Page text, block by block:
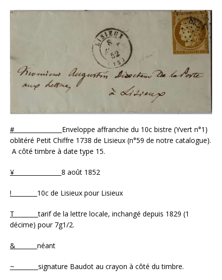
# Enveloppe affranchie du 10c bistre (Yvert n°1)
oblitéré Petit Chiffre 1738 de Lisieux (n°59 de notre catalogue).
A côté timbre à date type 15.
¥ 8 août 1852
! 10c de Lisieux pour Lisieux
Ttarif de la lettre locale, inchangé depuis 1829 (1
décime) pour 7g1/2.
& néant
~ signature Baudot au crayon à côté du timbre.